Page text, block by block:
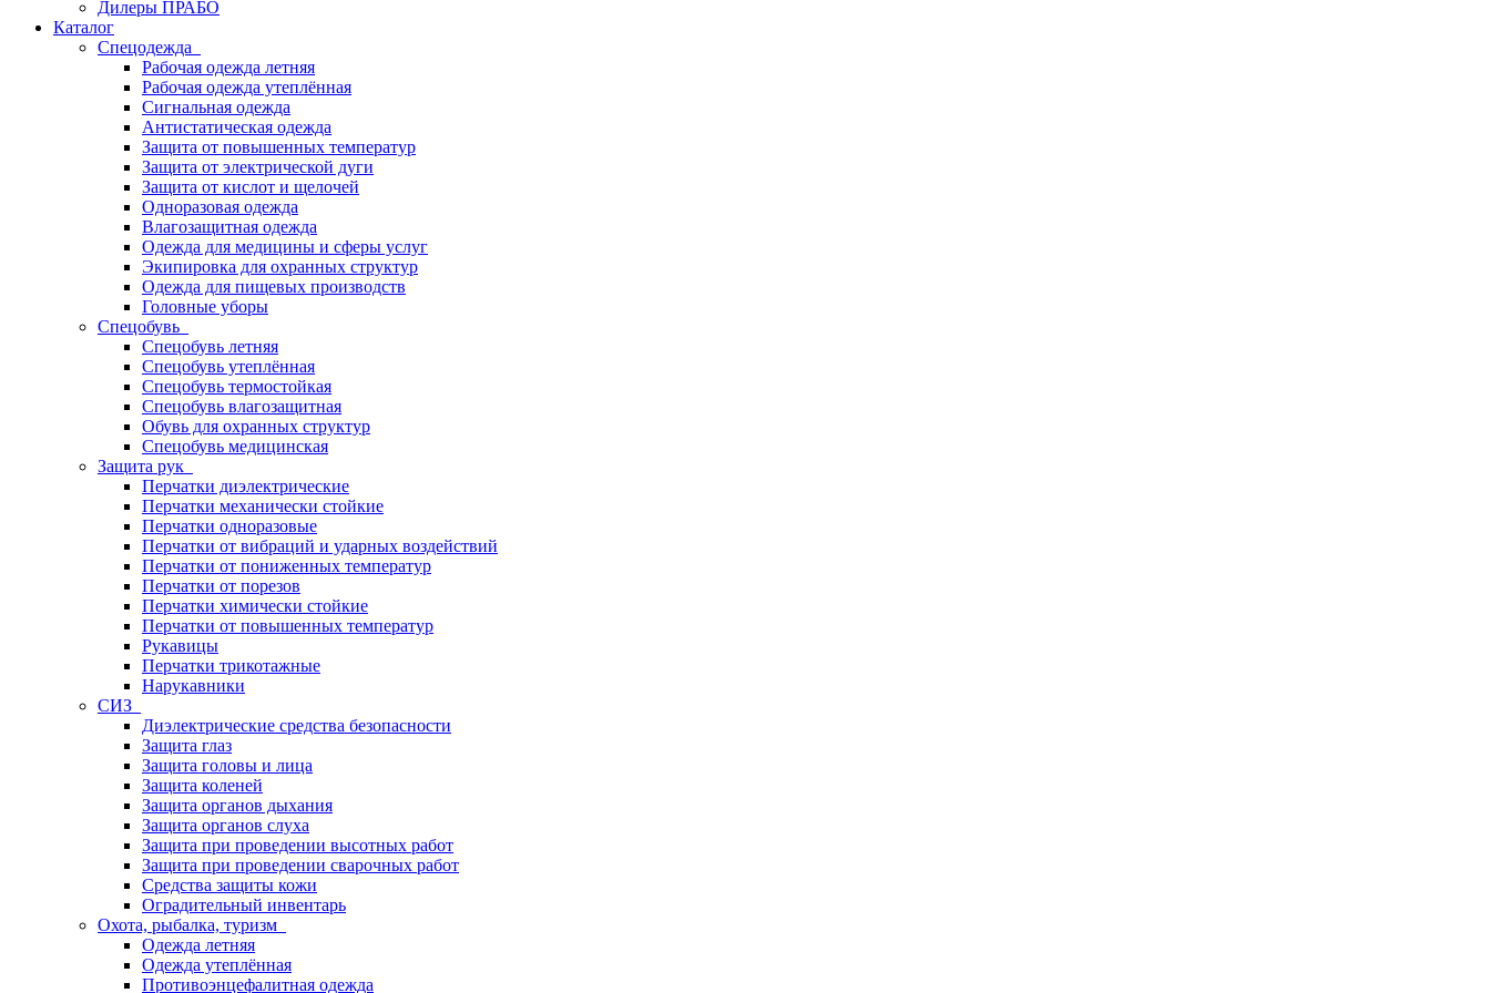
Дилеры ПРАБО
Каталог
Спецодежда
Рабочая одежда летняя
Рабочая одежда утеплённая
Сигнальная одежда
Антистатическая одежда
Защита от повышенных температур
Защита от электрической дуги
Защита от кислот и щелочей
Одноразовая одежда
Влагозащитная одежда
Одежда для медицины и сферы услуг
Экипировка для охранных структур
Одежда для пищевых производств
Головные уборы
Спецобувь
Спецобувь летняя
Спецобувь утеплённая
Спецобувь термостойкая
Спецобувь влагозащитная
Обувь для охранных структур
Спецобувь медицинская
Защита рук
Перчатки диэлектрические
Перчатки механически стойкие
Перчатки одноразовые
Перчатки от вибраций и ударных воздействий
Перчатки от пониженных температур
Перчатки от порезов
Перчатки химически стойкие
Перчатки от повышенных температур
Рукавицы
Перчатки трикотажные
Нарукавники
СИЗ
Диэлектрические средства безопасности
Защита глаз
Защита головы и лица
Защита коленей
Защита органов дыхания
Защита органов слуха
Защита при проведении высотных работ
Защита при проведении сварочных работ
Средства защиты кожи
Оградительный инвентарь
Охота, рыбалка, туризм
Одежда летняя
Одежда утеплённая
Противоэнцефалитная одежда